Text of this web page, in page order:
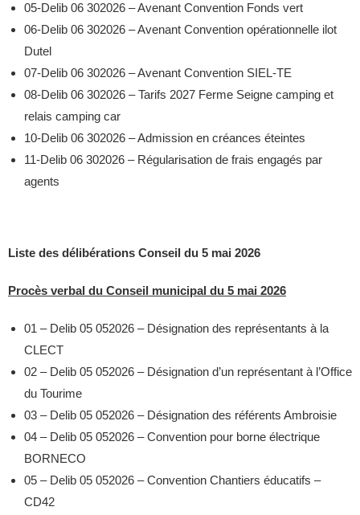
05-Delib 06 302026 – Avenant Convention Fonds vert
06-Delib 06 302026 – Avenant Convention opérationnelle ilot
Dutel
07-Delib 06 302026 – Avenant Convention SIEL-TE
08-Delib 06 302026 – Tarifs 2027 Ferme Seigne camping et
relais camping car
10-Delib 06 302026 – Admission en créances éteintes
11-Delib 06 302026 – Régularisation de frais engagés par
agents
Liste des délibérations Conseil du 5 mai 2026
Procès verbal du Conseil municipal du 5 mai 2026
01 – Delib 05 052026 – Désignation des représentants à la
CLECT
02 – Delib 05 052026 – Désignation d’un représentant à l’Office
du Tourime
03 – Delib 05 052026 – Désignation des référents Ambroisie
04 – Delib 05 052026 – Convention pour borne électrique
BORNECO
05 – Delib 05 052026 – Convention Chantiers éducatifs –
CD42